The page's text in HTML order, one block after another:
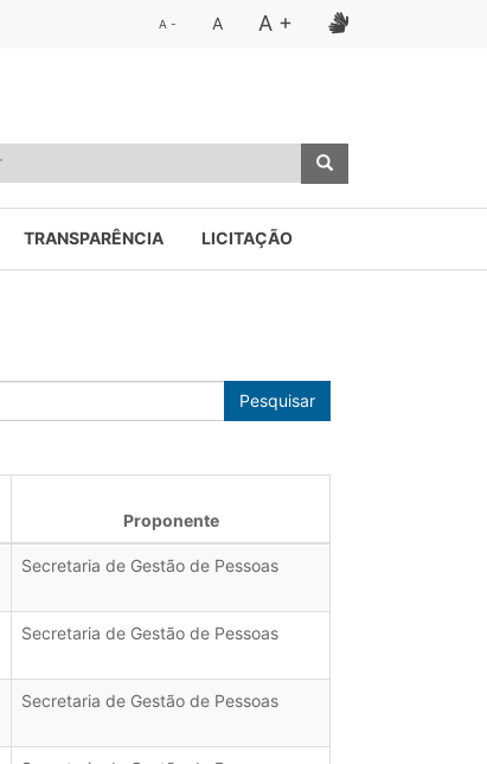
A - A A +
TRANSPARÊNCIA LICITAÇÃO
Pesquisar
Proponente
Secretaria de Gestão de Pessoas
Secretaria de Gestão de Pessoas
Secretaria de Gestão de Pessoas